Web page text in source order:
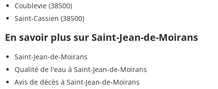
Coublevie (38500)
Saint-Cassien (38500)
En savoir plus sur Saint-Jean-de-Moirans
Saint-Jean-de-Moirans
Qualité de l'eau à Saint-Jean-de-Moirans
Avis de décès à Saint-Jean-de-Moirans